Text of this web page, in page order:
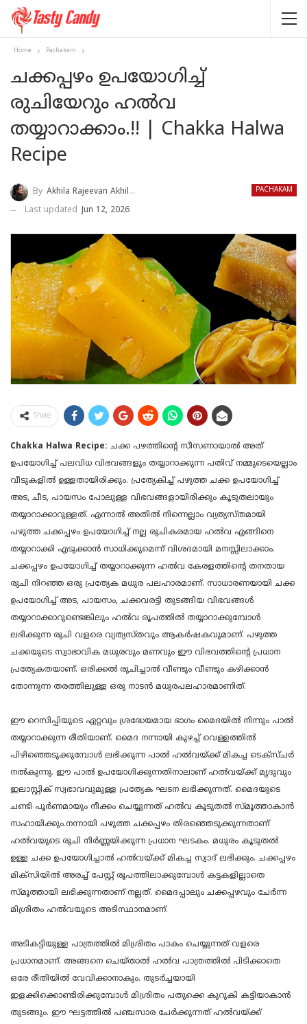
Home Pachakam
ചക്കപ്പഴം ഉപയോഗിച്ച്
രുചിയേറും ഹൽവ
തയ്യാറാക്കാം.!! | Chakka Halwa
Recipe
PACHAKAM
By Akhila Rajeevan Akhila Rajeevan
Last updated Jun 12, 2026
Share
Chakka Halwa Recipe: ചക്ക പഴത്തിന്റെ സീസണായാൽ അത്
ഉപയോഗിച്ച് പലവിധ വിഭവങ്ങളും തയ്യാറാക്കുന്ന പതിവ് നമ്മുടെയെല്ലാം
വീടുകളിൽ ഉള്ളതായിരിക്കും. പ്രത്യേകിച്ച് പഴുത്ത ചക്ക ഉപയോഗിച്ച്
അട, ചീട, പായസം പോലുള്ള വിഭവങ്ങളായിരിക്കും കൂടുതലായും
തയ്യാറാക്കാറുള്ളത്. എന്നാൽ അതിൽ നിന്നെല്ലാം വ്യത്യസ്തമായി
പഴുത്ത ചക്കപ്പഴം ഉപയോഗിച്ച് നല്ല രുചികരമായ ഹൽവ എങ്ങിനെ
തയ്യാറാക്കി എടുക്കാൻ സാധിക്കുമെന്ന് വിശദമായി മനസ്സിലാക്കാം.
ചക്കപ്പഴം ഉപയോഗിച്ച് തയ്യാറാക്കുന്ന ഹൽവ കേരളത്തിന്റെ തനതായ
രുചി നിറഞ്ഞ ഒരു പ്രത്യേക മധുര പലഹാരമാണ്. സാധാരണയായി ചക്ക
ഉപയോഗിച്ച് അട, പായസം, ചക്കവരട്ടി തുടങ്ങിയ വിഭവങ്ങൾ
തയ്യാറാക്കാറുണ്ടെങ്കിലും ഹൽവ രൂപത്തിൽ തയ്യാറാക്കുമ്പോൾ
ലഭിക്കുന്ന രുചി വളരെ വ്യത്യസ്തവും ആകർഷകവുമാണ്. പഴുത്ത
ചക്കയുടെ സ്വാഭാവിക മധുരവും മണവും ഈ വിഭവത്തിന്റെ പ്രധാന
പ്രത്യേകതയാണ്. ഒരിക്കൽ രുചിച്ചാൽ വീണ്ടും വീണ്ടും കഴിക്കാൻ
തോന്നുന്ന തരത്തിലുള്ള ഒരു നാടൻ മധുരപലഹാരമാണിത്.
ഈ റെസിപ്പിയുടെ ഏറ്റവും ശ്രദ്ധേയമായ ഭാഗം മൈദയിൽ നിന്നും പാൽ
തയ്യാറാക്കുന്ന രീതിയാണ്. മൈദ നന്നായി കുഴച്ച് വെള്ളത്തിൽ
പിഴിഞ്ഞെടുക്കുമ്പോൾ ലഭിക്കുന്ന പാൽ ഹൽവയ്ക്ക് മികച്ച ടെക്സ്ചർ
നൽകുന്നു. ഈ പാൽ ഉപയോഗിക്കുന്നതിനാലാണ് ഹൽവയ്ക്ക് മൃദുവും
ഇലാസ്റ്റിക് സ്വഭാവവുമുള്ള പ്രത്യേക ഘടന ലഭിക്കുന്നത്. മൈദയുടെ
ചണ്ടി പൂർണമായും നീക്കം ചെയ്യുന്നത് ഹൽവ കൂടുതൽ സ്മൂത്താകാൻ
സഹായിക്കും.നന്നായി പഴുത്ത ചക്കപ്പഴം തിരഞ്ഞെടുക്കുന്നതാണ്
ഹൽവയുടെ രുചി നിർണ്ണയിക്കുന്ന പ്രധാന ഘടകം. മധുരം കൂടുതൽ
ഉള്ള ചക്ക ഉപയോഗിച്ചാൽ ഹൽവയ്ക്ക് മികച്ച സ്വാദ് ലഭിക്കും. ചക്കപ്പഴം
മിക്സിയിൽ അരച്ച് പേസ്റ്റ് രൂപത്തിലാക്കുമ്പോൾ കട്ടകളില്ലാതെ
സ്മൂത്തായി ലഭിക്കുന്നതാണ് നല്ലത്. മൈദപ്പാലും ചക്കപ്പഴവും ചേർന്ന
മിശ്രിതം ഹൽവയുടെ അടിസ്ഥാനമാണ്.
അടികട്ടിയുള്ള പാത്രത്തിൽ മിശ്രിതം പാകം ചെയ്യുന്നത് വളരെ
പ്രധാനമാണ്. അങ്ങനെ ചെയ്താൽ ഹൽവ പാത്രത്തിൽ പിടിക്കാതെ
ഒരേ രീതിയിൽ വേവിക്കാനാകും. തുടർച്ചയായി
ഇളക്കിക്കൊണ്ടിരിക്കുമ്പോൾ മിശ്രിതം പതുക്കെ കുറുകി കട്ടിയാകാൻ
തുടങ്ങും. ഈ ഘട്ടത്തിൽ പഞ്ചസാര ചേർക്കുന്നത് ഹൽവയ്ക്ക്